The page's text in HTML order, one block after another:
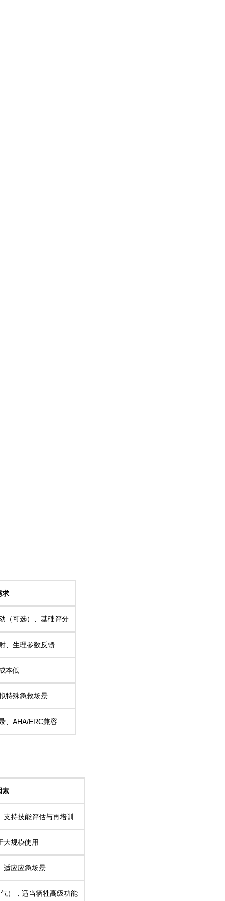
求
（可选）、基础评分
、生理参数反馈
本低
特殊急救场景
、AHA/ERC兼容
素
持技能评估与再培训
大规模使用
适应应急场景
），适当牺牲高级功能